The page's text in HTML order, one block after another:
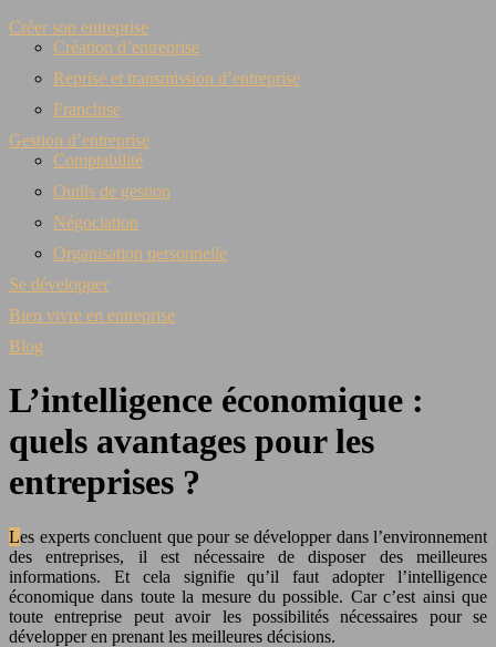
Créer son entreprise
Création d’entreprise
Reprise et transmission d’entreprise
Franchise
Gestion d’entreprise
Comptabilité
Outils de gestion
Négociation
Organisation personnelle
Se développer
Bien vivre en entreprise
Blog
L’intelligence économique :
quels avantages pour les
entreprises ?
Les experts concluent que pour se développer dans l’environnement
des entreprises, il est nécessaire de disposer des meilleures
informations. Et cela signifie qu’il faut adopter l’intelligence
économique dans toute la mesure du possible. Car c’est ainsi que
toute entreprise peut avoir les possibilités nécessaires pour se
développer en prenant les meilleures décisions.